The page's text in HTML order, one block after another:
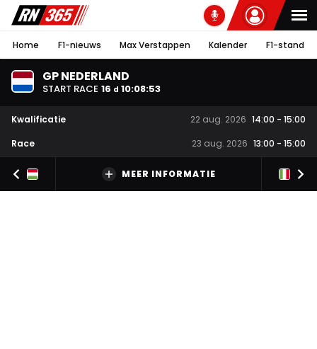
Home F1-nieuws Max Verstappen Kalender F1-stand
GP NEDERLAND
START RACE 16 d 10:08:53
Kwalificatie 22 aug. 2026 14:00 - 15:00
Race
23 aug. 2026 13:00 - 15:00
MEER INFORMATIE